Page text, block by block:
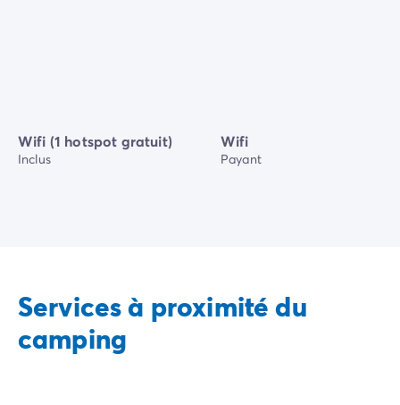
Wifi (1 hotspot gratuit)
Inclus
Wifi
Payant
Services à proximité du
camping